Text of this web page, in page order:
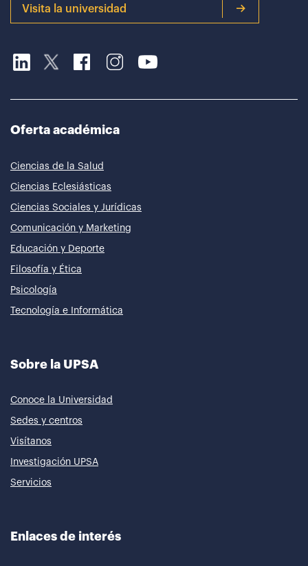
Visita la universidad
Oferta académica
Ciencias de la Salud
Ciencias Eclesiásticas
Ciencias Sociales y Jurídicas
Comunicación y Marketing
Educación y Deporte
Filosofía y Ética
Psicología
Tecnología e Informática
Sobre la UPSA
Conoce la Universidad
Sedes y centros
Visítanos
Investigación UPSA
Servicios
Enlaces de interés